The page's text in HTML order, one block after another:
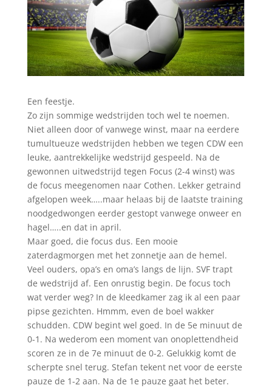
Een feestje.
Zo zijn sommige wedstrijden toch wel te noemen.
Niet alleen door of vanwege winst, maar na eerdere
tumultueuze wedstrijden hebben we tegen CDW een
leuke, aantrekkelijke wedstrijd gespeeld. Na de
gewonnen uitwedstrijd tegen Focus (2-4 winst) was
de focus meegenomen naar Cothen. Lekker getraind
afgelopen week…..maar helaas bij de laatste training
noodgedwongen eerder gestopt vanwege onweer en
hagel…..en dat in april.
Maar goed, die focus dus. Een mooie
zaterdagmorgen met het zonnetje aan de hemel.
Veel ouders, opa’s en oma’s langs de lijn. SVF trapt
de wedstrijd af. Een onrustig begin. De focus toch
wat verder weg? In de kleedkamer zag ik al een paar
pipse gezichten. Hmmm, even de boel wakker
schudden. CDW begint wel goed. In de 5e minuut de
0-1. Na wederom een moment van onoplettendheid
scoren ze in de 7e minuut de 0-2. Gelukkig komt de
scherpte snel terug. Stefan tekent net voor de eerste
pauze de 1-2 aan. Na de 1e pauze gaat het beter.